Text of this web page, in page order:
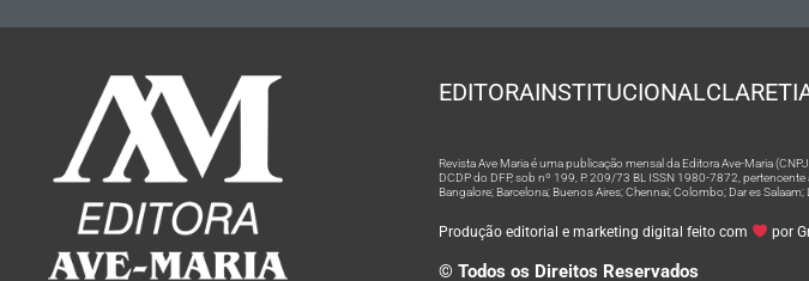
EDITORAINSTITUCIONAL
Revista Ave Maria é uma publicação mensal da Editora Ave-Maria
DCDP do DFP, sob nº 199, P. 209/73 BL ISSN 1980-7872,
Bangalore; Barcelona; Buenos Aires; Chennai; Colombo; Dar es
Produção editorial e marketing digital feito com por
© Todos os Direitos Reservados